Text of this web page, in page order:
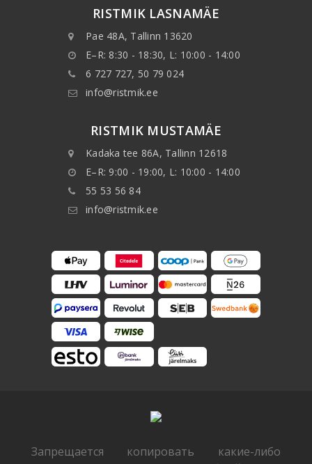
RISTMIK LASNAMÄE
Pae 48A, Tallinn 13620
E–R: 8:30 - 18:30, L: 10:00 - 14:00
6 727 727, 50 79 024
info@ristmik.ee
RISTMIK MUSTAMÄE
Kadaka tee 86A, Tallinn 12618
E–R: 9:00 - 19:00, L: 10:00 - 14:00
55 53 56 84
info@ristmik.ee
Запрещается копировать какие-либо